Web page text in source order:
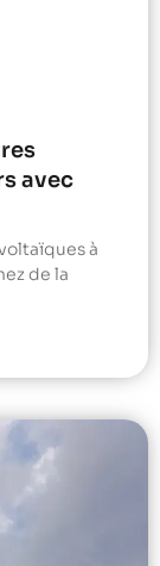
avec
à
de la